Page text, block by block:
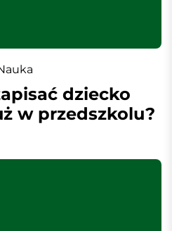
dziecko
w przedszkolu?